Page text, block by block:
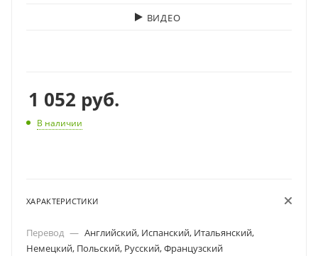
ВИДЕО
1 052 руб.
В наличии
ХАРАКТЕРИСТИКИ
Перевод — Английский, Испанский, Итальянский,
Немецкий, Польский, Русский, Французский